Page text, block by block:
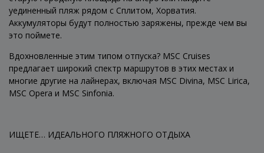
уединенный пляж рядом с Сплитом, Хорватия.
Аккумуляторы будут полностью заряжены, прежде чем вы
это поймете.
Вдохновленные этим типом отпуска? MSC Cruises
предлагает широкий спектр маршрутов в этих местах и
многие другие на лайнерах, включая MSC Divina, MSC Lirica,
MSC Opera и MSC Sinfonia.
ИЩЕТЕ… ИДЕАЛЬНОГО ПЛЯЖНОГО ОТДЫХА